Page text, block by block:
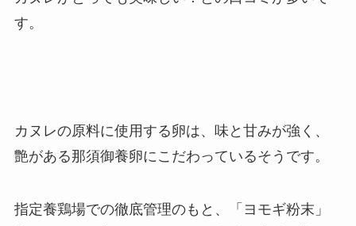
す。
カヌレの原料に使用する卵は、味と 甘みが強く、
艶がある那須御養卵にこだわっているそうです。
指定養鶏場での徹底管理のもと、「ヨモギ粉末」